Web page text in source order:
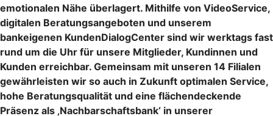
emotionalen Nähe überlagert. Mithilfe von VideoService,
digitalen Beratungsangeboten und unserem
bankeigenen KundenDialogCenter sind wir werktags fast
rund um die Uhr für unsere Mitglieder, Kundinnen und
Kunden erreichbar. Gemeinsam mit unseren 14 Filialen
gewährleisten wir so auch in Zukunft optimalen Service,
hohe Beratungsqualität und eine flächendeckende
Präsenz als ‚Nachbarschaftsbank‘ in unserer